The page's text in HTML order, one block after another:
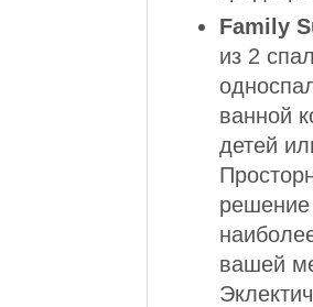
Family
из 2
ванной
детей
решение
вашей